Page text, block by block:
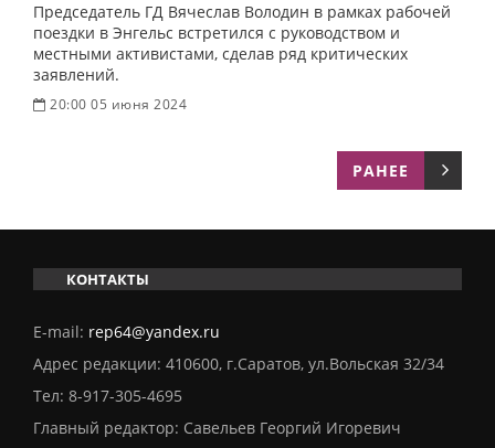
Председатель ГД Вячеслав Володин в рамках рабочей
поездки в Энгельс встретился с руководством и
местными активистами, сделав ряд критических
заявлений.
20:00 05 июня 2024
РАНЕЕ
КОНТАКТЫ
E-mail: rep64@yandex.ru
Адрес редакции: 410600, г.Саратов, ул.Вольская 32/34
Тел: 8-917-305-4695
Главный редактор: Савельев Георгий Игоревич